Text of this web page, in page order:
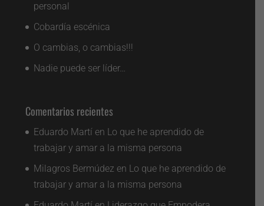
personal
Cobardía escénica
O cambias, o cambias!!!
Nadie puede ser líder…
Comentarios recientes
Eduardo Martí en Lo que he aprendido de
trabajar y amar a la misma persona
Milagros Bermúdez en Lo que he aprendido de
trabajar y amar a la misma persona